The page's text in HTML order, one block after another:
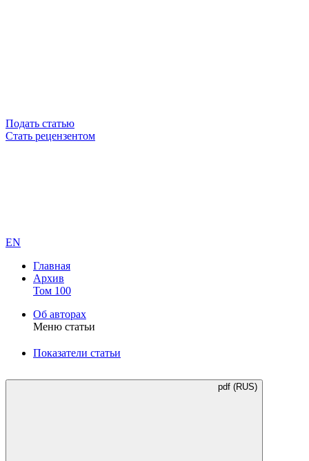
Подать статью
Стать рецензентом
EN
Главная
Архив
Том 100
Об авторах
Меню статьи
Показатели статьи
pdf (RUS)